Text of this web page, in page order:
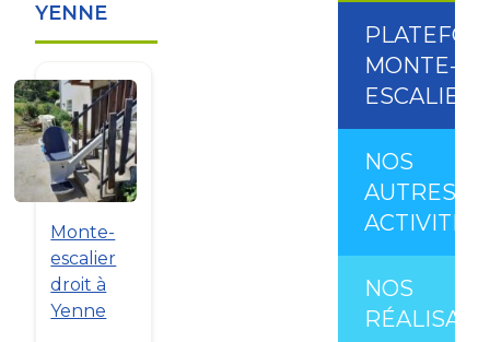
YENNE
Monte-
escalier
droit à
Yenne
MONTE-
ESCALIER
NOS
AUTRES
ACTIVITÉS
NOS